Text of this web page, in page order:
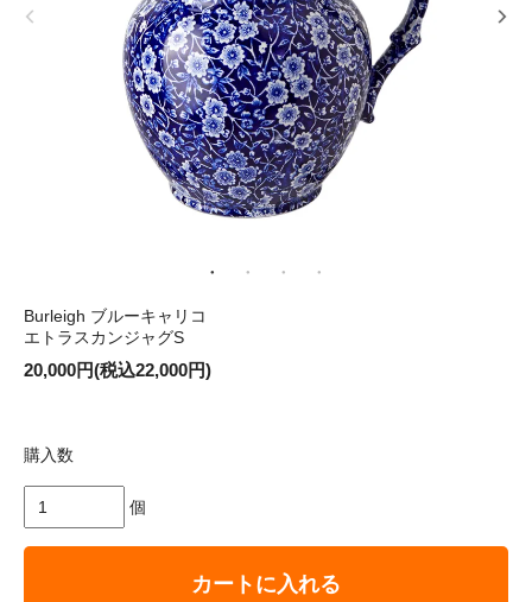
Burleigh ブルーキャリコ
エトラスカンジャグS
20,000円(税込22,000円)
購入数
個
カートに入れる